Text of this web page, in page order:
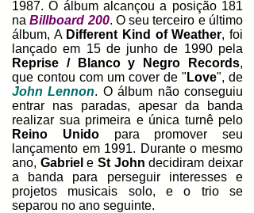
1987. O álbum alcançou a posição 181
naBillboard 200. O seu terceiro e último
álbum, A Different Kind of Weather, foi
lançado em 15 de junho de 1990 pela
Reprise / Blanco y Negro Records,
que contou com um cover de " Love", de
John Lennon. O álbum não conseguiu
entrar nas paradas, apesar da banda
realizar sua primeira e única turnê pelo
Reino Unidopara promover seu
lançamento em 1991. Durante o mesmo
ano, Gabriel eSt John decidiram deixar
a banda para perseguir interesses e
projetos musicais solo, e o trio se
separou no ano seguinte.